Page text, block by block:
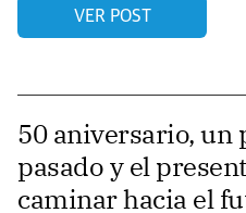
VER POST
50 aniversario, un
pasado y el
caminar hacia el